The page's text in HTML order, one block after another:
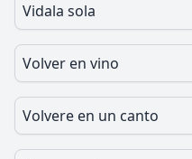
Vidala sola
Volver en vino
Volvere en un canto